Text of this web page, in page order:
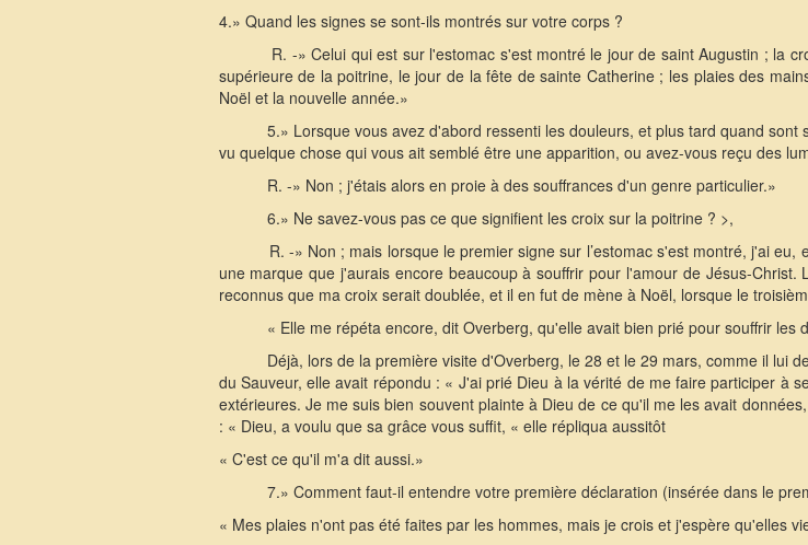
4.» Quand les signes se sont-ils montrés sur votre corps ?
R. -» Celui qui est sur l'estomac s'est montré le jour de saint Augustin ; la
supérieure de la poitrine, le jour de la fête de sainte Catherine ; les plaies des
Noël et la nouvelle année.»
5.» Lorsque vous avez d'abord ressenti les douleurs, et plus tard quand
vu quelque chose qui vous ait semblé être une apparition, ou avez-vous reçu des
R. -» Non ; j'étais alors en proie à des souffrances d'un genre particulier.»
6.» Ne savez-vous pas ce que signifient les croix sur la poitrine ? >,
R. -» Non ; mais lorsque le premier signe sur l’estomac s'est montré, j'ai
une marque que j'aurais encore beaucoup à souffrir pour l'amour de Jésus-
reconnus que ma croix serait doublée, et il en fut de mène à Noël, lorsque le
« Elle me répéta encore, dit Overberg, qu'elle avait bien prié pour souffrir
Déjà, lors de la première visite d'Overberg, le 28 et le 29 mars, comme il lui
du Sauveur, elle avait répondu : « J'ai prié Dieu à la vérité de me faire participer à
extérieures. Je me suis bien souvent plainte à Dieu de ce qu'il me les avait
: « Dieu, a voulu que sa grâce vous suffit, « elle répliqua aussitôt
« C'est ce qu'il m'a dit aussi.»
7.» Comment faut-il entendre votre première déclaration (insérée dans le
« Mes plaies n'ont pas été faites par les hommes, mais je crois et j'espère qu'elles